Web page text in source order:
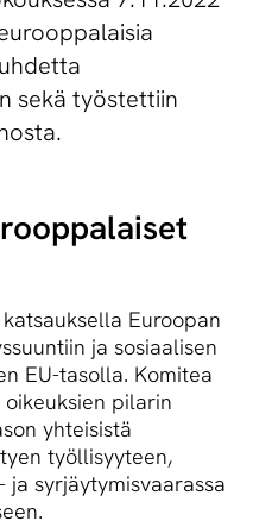
sekä työstettiin
Euroopan
ja sosiaalisen
EU-tasolla. Komitea
pilarin
yhteisistä
työllisyyteen,
ja syrjäytymisvaarassa